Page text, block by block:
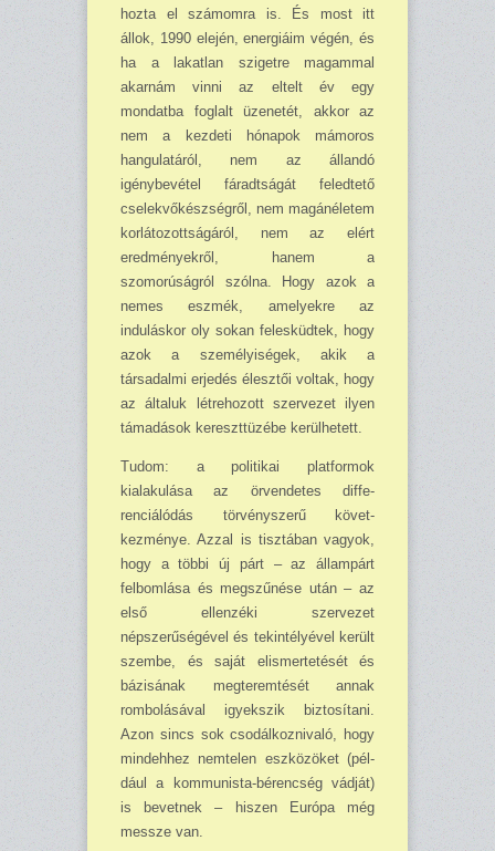
hozta el számomra is. És most itt
állok, 1990 elején, ener­giáim végén, és
ha a lakatlan szi­getre magammal
akarnám vinni az eltelt év egy
mondatba foglalt üzenetét, akkor az
nem a kezdeti hónapok mámoros
hangulatáról, nem az állandó
igénybevétel fá­radtságát feledtető
cselekvőkész­ségről, nem magánéletem
korláto­zottságáról, nem az elért
eredmé­nyekről, hanem a
szomorúságról szólna. Hogy azok a
nemes eszmék, ame­lyekre az
induláskor oly sokan fel­esküdtek, hogy
azok a személyisé­gek, akik a
társadalmi erjedés élesztői voltak, hogy
az általuk létrehozott szervezet ilyen
táma­dások kereszttüzébe kerülhetett.
Tudom: a politikai platformok
kialakulása az örvendetes diffe­
renciálódás törvényszerű követ­
kezménye. Azzal is tisztában va­gyok,
hogy a többi új párt – az ál­lampárt
felbomlása és megszűné­se után – az
első ellenzéki szerve­zet
népszerűségével és tekintélyé­vel került
szembe, és saját elis­mertetését és
bázisának megte­remtését annak
rombolásával igyekszik biztosítani.
Azon sincs sok csodálkoznivaló, hogy
mind­ehhez nemtelen eszközöket (pél­
dául a kommu­nista-bérencség vádját)
is bevetnek – hiszen Eu­rópa még
messze van.